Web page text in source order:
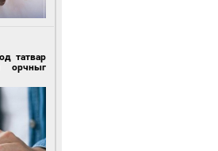
татвар
орчныг